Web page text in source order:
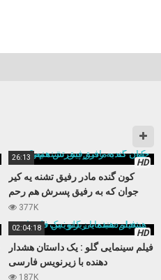
HD
26:13
کون گنده مادر رفیق تشنه یه کیر
جوان که به رفیق پسرش هم رحم
نمیکنه
377K
HD
02:04:18
فیلم سینمایی گلو : یک داستان هشدار
دهنده با زیرنویس فارسی
187K